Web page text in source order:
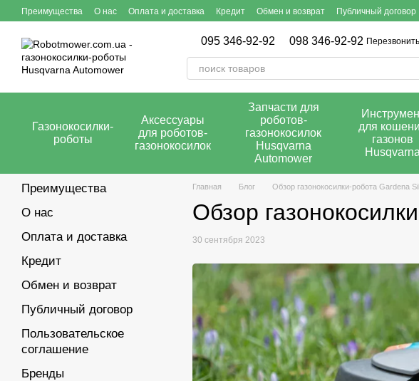
Перейти к основному контенту
Преимущества О нас Оплата и доставка Кредит Обмен и возврат Публичный договор
095 346-92-92 098 346-92-92
Газонокосилки-
роботы
Аксессуары
для роботов-
газонокосилок
Запчасти для
роботов-
газонокосилок
Husqvarna
Automower
для
газонов
Husqvarna
Главная Блог Обзор газонокосилки-робота Gardena
Обзор
30 сентября 2023
Преимущества
О нас
Оплата и доставка
Кредит
Обмен и возврат
Публичный договор
Пользовательское
соглашение
Бренды